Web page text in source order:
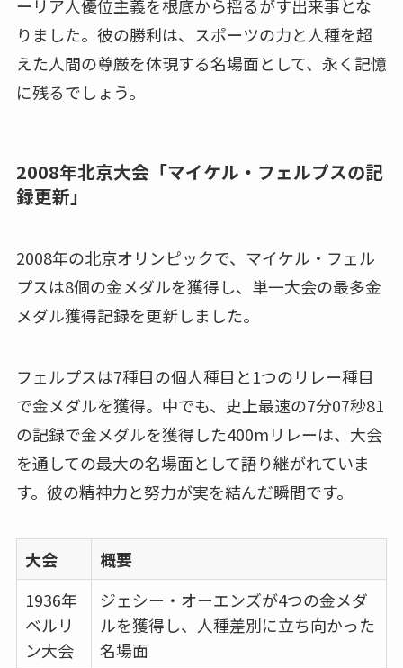
ーリア人優位主義を根底から揺るがす出来事とな
りました。彼の勝利は、スポーツの力と人種を超
えた人間の尊厳を体現する名場面として、永く記憶
に残るでしょう。
2008年北京大会「マイケル・フェルプスの記
録更新」
2008年の北京オリンピックで、マイケル・フェル
プスは8個の金メダルを獲得し、単一大会の最多金
メダル獲得記録を更新しました。
フェルプスは7種目の個人種目と1つのリレー種目
で金メダルを獲得。中でも、史上最速の7分07秒81
の記録で金メダルを獲得した400mリレーは、大会
を通しての最大の名場面として語り継がれていま
す。彼の精神力と努力が実を結んだ瞬間です。
大会
概要
1936年
ベルリ
ン大会
ジェシー・オーエンズが4つの金メダ
ルを獲得し、人種差別に立ち向かった
名場面